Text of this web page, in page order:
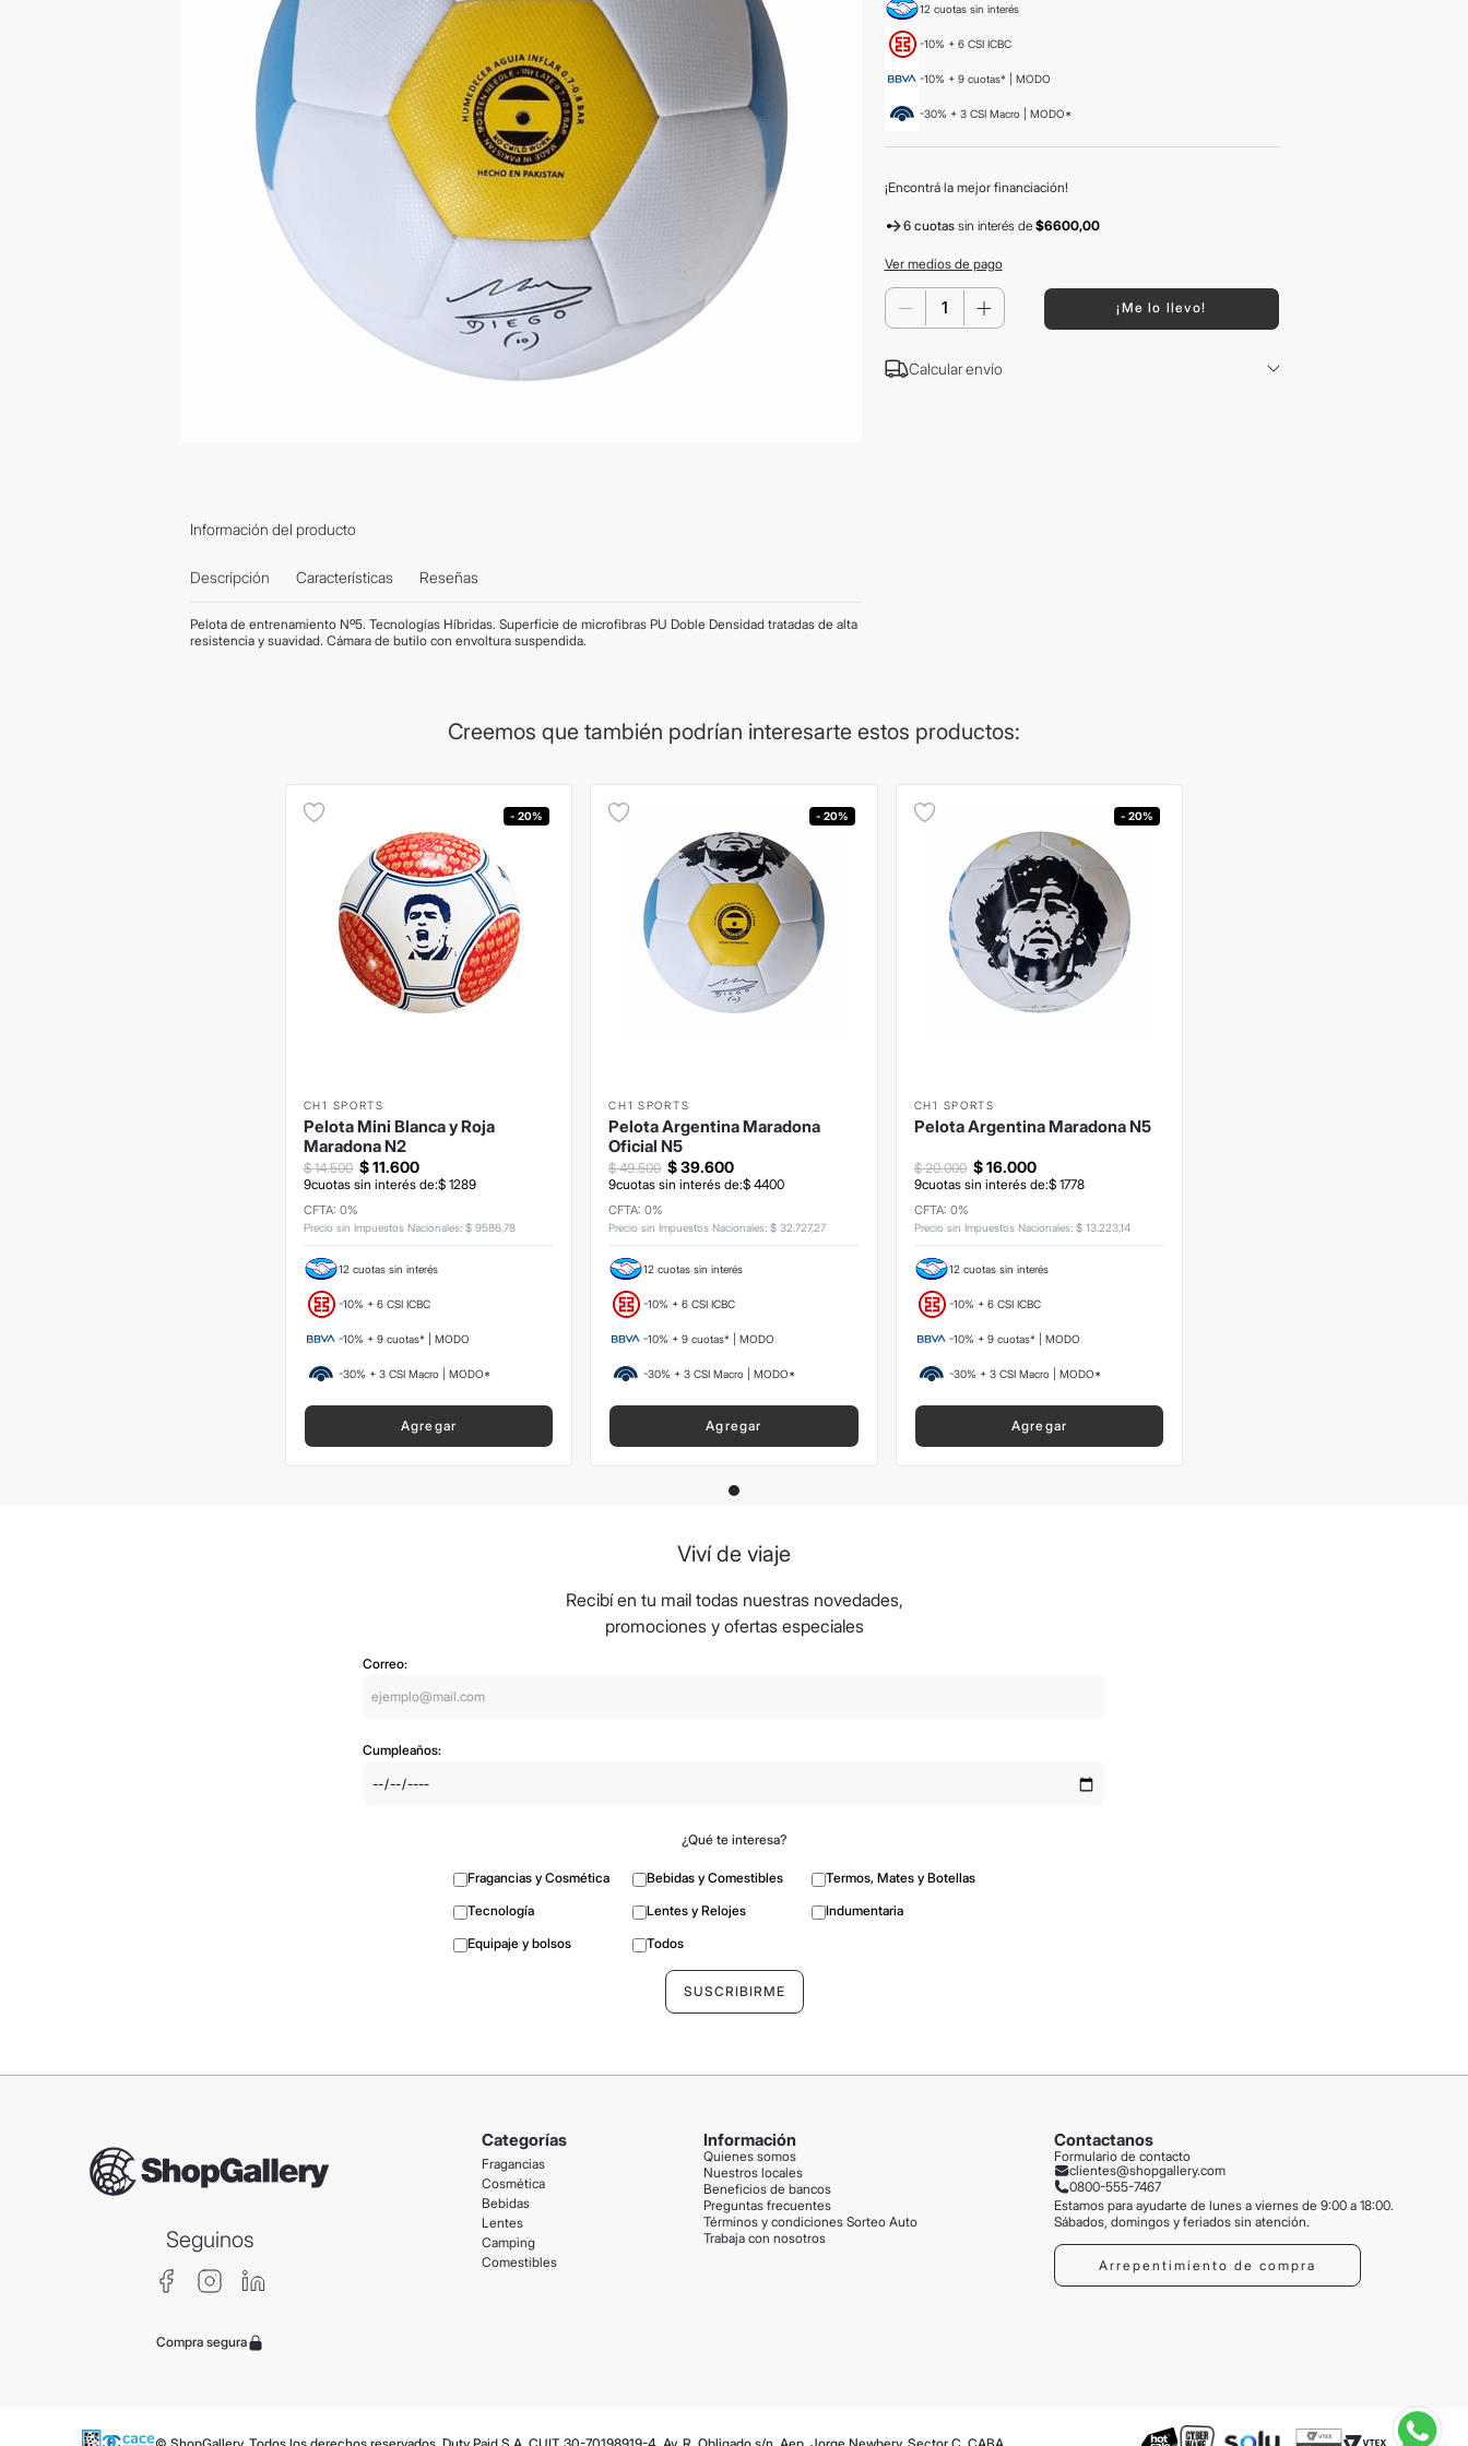
Información del producto
Descripción Características Reseñas
Pelota de entrenamiento Nº5. Tecnologías Híbridas. Superficie de microfibras PU Doble Densidad tratadas de alta
resistencia y suavidad. Cámara de butilo con envoltura suspendida.
12 cuotas sin interés
-10% + 6 CSI ICBC
-10% + 9 cuotas* | MODO
-30% + 3 CSI Macro | MODO*
¡Encontrá la mejor financiación!
6 cuotas sin interésde $6600,00
Ver medios de pago
＋
－ ¡Me lo llevo!
Calcular envío
Creemos que también podrían interesarte estos productos:
- 20%
CH1 SPORTS
Pelota Mini Blanca y Roja
Maradona N2
$11.600
$ 14.500
9cuotas sin interés de:$ 1289
CFTA: 0%
Precio sin Impuestos Nacionales: $ 9586,78
12 cuotas sin interés
-10% + 6 CSI ICBC
-10% + 9 cuotas* | MODO
-30% + 3 CSI Macro | MODO*
Agregar
- 20%
CH1 SPORTS
Pelota Argentina Maradona
Oficial N5
$39.600
$ 49.500
9cuotas sin interés de:$ 4400
CFTA: 0%
Precio sin Impuestos Nacionales:$ 32 .727,27
12 cuotas sin interés
-10% + 6 CSI ICBC
-10% + 9 cuotas* | MODO
-30% + 3 CSI Macro | MODO*
Agregar
- 20%
CH1 SPORTS
Pelota Argentina Maradona N5
$16.000
$ 20.000
9cuotas sin interés de:$ 1778
CFTA: 0%
Precio sin Impuestos Nacionales: $ 13.223,14
12 cuotas sin interés
-10% + 6 CSI ICBC
-10% + 9 cuotas* | MODO
-30% + 3 CSI Macro | MODO*
Agregar
Viví de viaje
Recibí en tu mail todas nuestras novedades,
promociones y ofertas especiales
Correo:
Cumpleaños:
¿Qué te interesa?
Fragancias y Cosmética Bebidas y Comestibles
Termos, Mates y Botellas
Tecnología
Lentes y Relojes
Indumentaria
Equipaje y bolsos
Todos
Seguinos
Compra segura
Categorías
Fragancias
Cosmética
Bebidas
Lentes
Camping
Comestibles
Información
Quienes somos
Nuestros locales
Beneficios de bancos
Preguntas frecuentes
Términos y condiciones Sorteo Auto
Trabaja con nosotros
Contactanos
Formulario de contacto
clientes@shopgallery.com
0800-555-7467
Estamos para ayudarte de lunes a viernes de 9:00 a 18:00.
Sábados, domingos y feriados sin atención.
Arrepentimiento de compra